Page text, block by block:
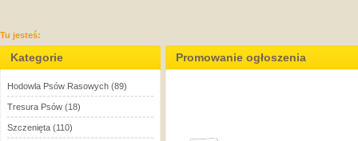
Tu jesteś:
Kategorie
Hodowla Psów Rasowych (89)
Tresura Psów (18)
Szczenięta (110)
Promowanie ogłoszenia